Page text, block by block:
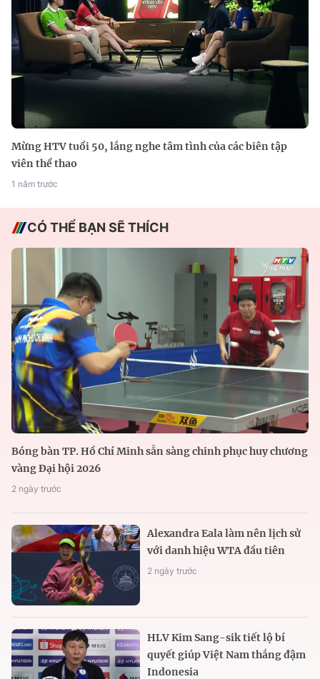
Mừng HTV tuổi 50, lắng nghe tâm tình của các biên tập
viên thể thao
1 năm trước
CÓ THỂ BẠN SẼ THÍCH
Bóng bàn TP. Hồ Chí Minh sẵn sàng chinh phục huy chương
vàng Đại hội 2026
2 ngày trước
Alexandra Eala làm nên lịch sử
với danh hiệu WTA đầu tiên
2 ngày trước
HLV Kim Sang-sik tiết lộ bí
quyết giúp Việt Nam thắng đậm
Indonesia